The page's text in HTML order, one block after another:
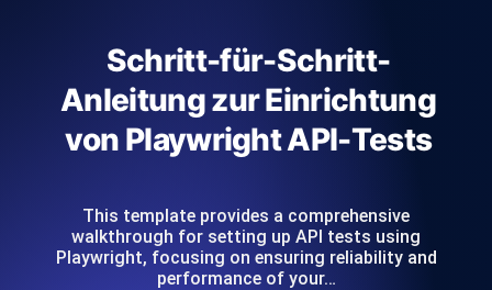
Schritt-für-Schritt-
Anleitung zur Einrichtung
von Playwright API-Tests
This template provides a comprehensive
walkthrough for setting up API tests using
Playwright, focusing on ensuring reliability and
performance of your…